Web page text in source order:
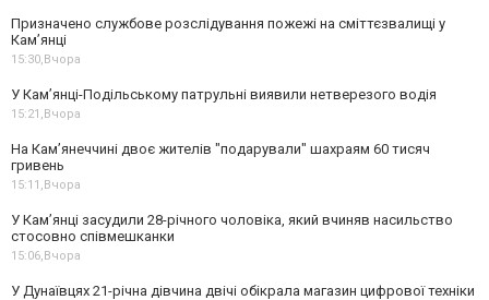
Призначено службове розслідування пожежі на сміттєзвалищі у
Кам’янці
15:30,Вчора
У Кам’янці-Подільському патрульні виявили нетверезого водія
15:21,Вчора
На Камʼянеччині двоє жителів "подарували" шахраям 60 тисяч
гривень
15:11,Вчора
У Камʼянці засудили 28-річного чоловіка, який вчиняв насильство
стосовно співмешканки
15:06,Вчора
У Дунаївцях 21-річна дівчина двічі обікрала магазин цифрової техніки